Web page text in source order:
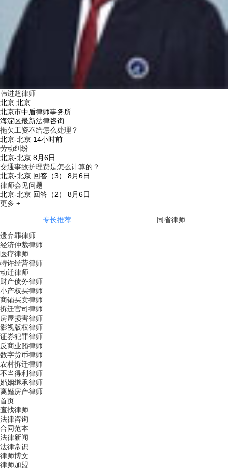
韩进超律师
北京 北京
北京市中盾律师事务所
海淀区最新法律咨询
拖欠工资不给怎么处理？
北京-北京 14小时前
劳动纠纷
北京-北京 8月6日
交通事故护理费是怎么计算的？
北京-北京 回答（3）
8月6日
律师会见问题
北京-北京 回答（2）
8月6日
更多 +
专长推荐
同省律师
遗弃罪律师
经济仲裁律师
医疗律师
特许经营律师
动迁律师
财产债务律师
小产权买律师
商铺买卖律师
拆迁官司律师
房屋损害律师
影视版权律师
证券犯罪律师
反商业贿律师
数字货币律师
农村拆迁律师
不当得利律师
婚姻继承律师
离婚房产律师
首页
查找律师
法律咨询
合同范本
法律新闻
法律常识
律师博文
律师加盟